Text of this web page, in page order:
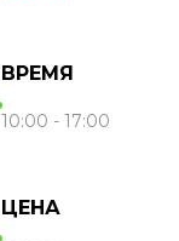
ВРЕМЯ
10:00 - 17:00
ЦЕНА